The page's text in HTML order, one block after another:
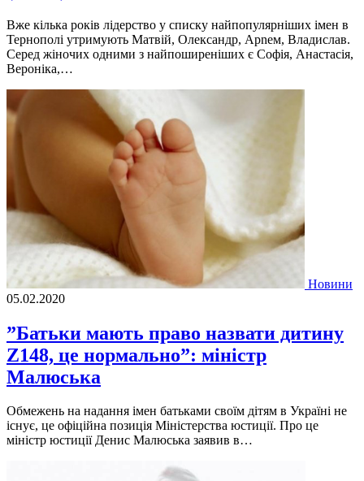
Вже кілька років лідерство у списку найпопулярніших імен в
Тернополі утримують Матвій, Олександр, Арnем, Владислав.
Серед жіночих одними з найпоширеніших є Софія, Анастасія,
Вероніка,…
Новини
05.02.2020
”Батьки мають право назвати дитину
Z148, це нормально”: міністр
Малюська
Обмежень на надання імен батьками своїм дітям в Україні не
існує, це офіційна позиція Міністерства юстиції. Про це
міністр юстиції Денис Малюська заявив в…